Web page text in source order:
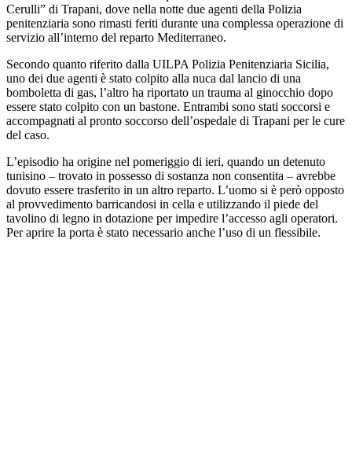
Cerulli” di Trapani, dove nella notte due agenti della Polizia
penitenziaria sono rimasti feriti durante una complessa operazione di
servizio all’interno del reparto Mediterraneo.
Secondo quanto riferito dalla UILPA Polizia Penitenziaria Sicilia,
uno dei due agenti è stato colpito alla nuca dal lancio di una
bomboletta di gas, l’altro ha riportato un trauma al ginocchio dopo
essere stato colpito con un bastone. Entrambi sono stati soccorsi e
accompagnati al pronto soccorso dell’ospedale di Trapani per le cure
del caso.
L’episodio ha origine nel pomeriggio di ieri, quando un detenuto
tunisino – trovato in possesso di sostanza non consentita – avrebbe
dovuto essere trasferito in un altro reparto. L’uomo si è però opposto
al provvedimento barricandosi in cella e utilizzando il piede del
tavolino di legno in dotazione per impedire l’accesso agli operatori.
Per aprire la porta è stato necessario anche l’uso di un flessibile.